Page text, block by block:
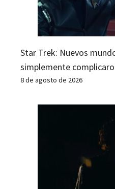
Star Trek: Nuevos
simplemente
8 de agosto de 2026